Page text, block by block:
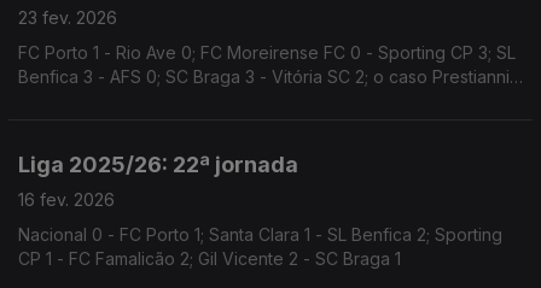
23 fev. 2026
FC Porto 1 - Rio Ave 0; FC Moreirense FC 0 - Sporting CP 3; SL
Benfica 3 - AFS 0; SC Braga 3 - Vitória SC 2; o caso Prestianni -
Liga 2025/26: 22ª jornada
16 fev. 2026
Nacional 0 - FC Porto 1; Santa Clara 1 - SL Benfica 2; Sporting
CP 1 - FC Famalicão 2; Gil Vicente 2 - SC Braga 1